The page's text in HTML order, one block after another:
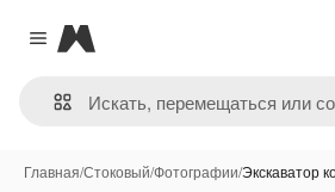
Close menu
Magnific
Главная/Стоковый/Фотографии/Экскаватор